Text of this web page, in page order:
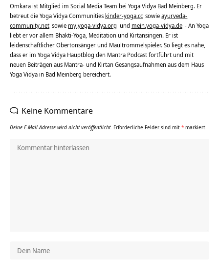
Omkara ist Mitglied im Social Media Team bei Yoga Vidya Bad Meinberg. Er
betreut die Yoga Vidya Communities kinder-yoga.cc sowieayurveda-
community.net sowie my.yoga-vidya.org und mein.yoga-vidya.de - An Yoga
liebt er vor allem Bhakti-Yoga, Meditation und Kirtansingen. Er ist
leidenschaftlicher Obertonsänger und Maultrommelspieler. So liegt es nahe,
dass er im Yoga Vidya Hauptblog den Mantra Podcast fortführt und mit
neuen Beiträgen aus Mantra- und Kirtan Gesangsaufnahmen aus dem Haus
Yoga Vidya in Bad Meinberg bereichert.
Keine Kommentare
Deine E-Mail-Adresse wird nicht veröffentlicht. Erforderliche Felder sind mit * markiert.